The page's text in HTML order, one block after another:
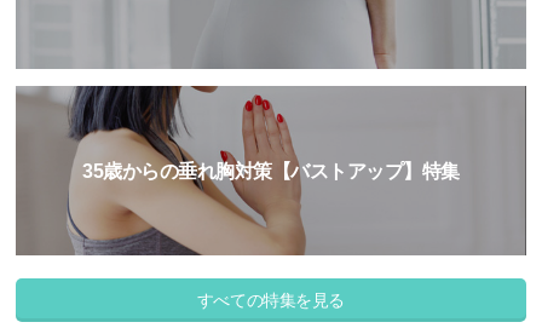
35歳からの垂れ胸対策【バストアップ】特集
すべての特集を見る